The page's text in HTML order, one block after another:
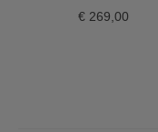
€269,00